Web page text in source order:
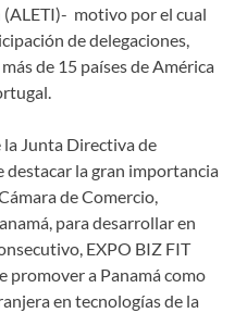
motivo por el cual
de delegaciones,
de 15 países de América
Junta Directiva de
destacar la gran importancia
de Comercio,
para desarrollar en
EXPO BIZ FIT
promover a Panamá como
en tecnologías de la